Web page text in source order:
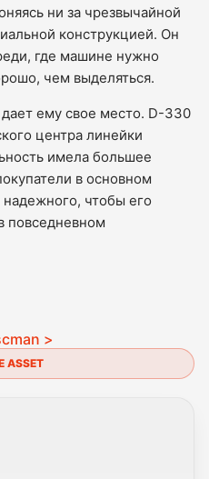
ни за чрезвычайной
конструкцией. Он
где машине нужно
чем выделяться.
ему свое место. D-330
центра линейки
имела большее
в основном
чтобы его
повседневном
>
ASSET